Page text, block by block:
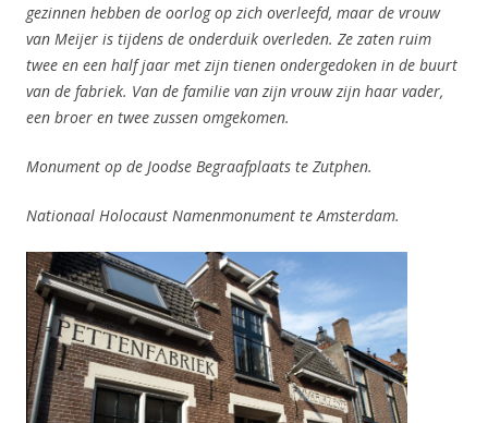
gezinnen hebben de oorlog op zich overleefd, maar de vrouw
van Meijer is tijdens de onderduik overleden. Ze zaten ruim
twee en een halfjaar met zijn tienen ondergedoken in de buurt
van de fabriek. Van de familie van zijn vrouw zijn haar vader,
een broer en twee zussen omgekomen.
Monument op de Joodse Begraafplaats te Zutphen.
Nationaal Holocaust Namenmonument te Amsterdam.